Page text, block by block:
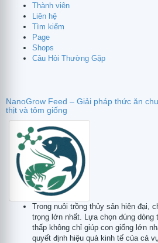
Thành viên
Liên hệ
Tìm kiếm
Page
Shops
Câu Hỏi Thường Gặp
NanoGrow Feed – Giải pháp thức ăn
thịt và tôm giống
Trong nuôi trồng thủy sản hiện đại,
trọng lớn nhất. Lựa chọn đúng
thấp không chỉ giúp con giống lớn
quyết định hiệu quả kinh tế của cả